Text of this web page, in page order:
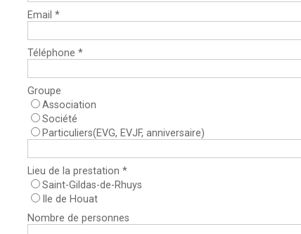
Email *
Téléphone *
Groupe
Association
Société
Particuliers(EVG, EVJF, anniversaire)
Lieu de la prestation *
Saint-Gildas-de-Rhuys
Ile de Houat
Nombre de personnes